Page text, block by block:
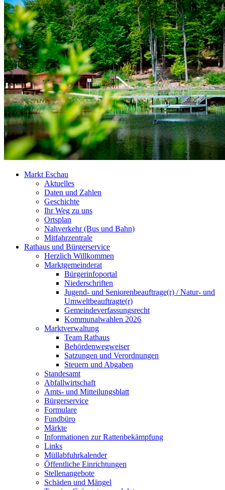
Markt Eschau
Aktuelles
Daten und Zahlen
Geschichte
Ihr Weg zu uns
Ortsplan
Nahverkehr (Bus und Bahn)
Mitfahrzentrale
Rathaus und Bürgerservice
Herzlich Willkommen
Marktgemeinderat
Bürgerinfoportal
Niederschriften
Jugend- und Seniorenbeauftrage(r) / Natur- und
Umweltbeauftragte(r)
Gemeindeverfassungsrecht
Kommunalwahlen 2026
Marktverwaltung
Team Rathaus
Behördenwegweiser
Satzungen und Verordnungen
Steuern und Abgaben
Standesamt
Abfallwirtschaft
Amts- und Mitteilungsblatt
Bürgerservice
Formulare
Fundbüro
Märkte
Informationen zur Rattenbekämpfung
Links
Müllabfuhrkalender
Öffentliche Einrichtungen
Stellenangebote
Schäden und Mängel